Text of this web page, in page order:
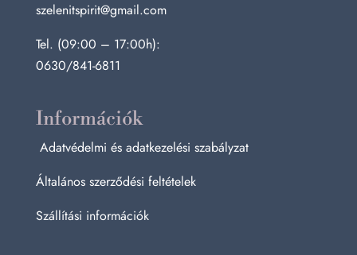
szelenitspirit@gmail.com
Tel. (09:00 – 17:00h):
0630/841-6811
Információk
Adatvédelmi és adatkezelési szabályzat
Általános szerződési feltételek
Szállítási információk